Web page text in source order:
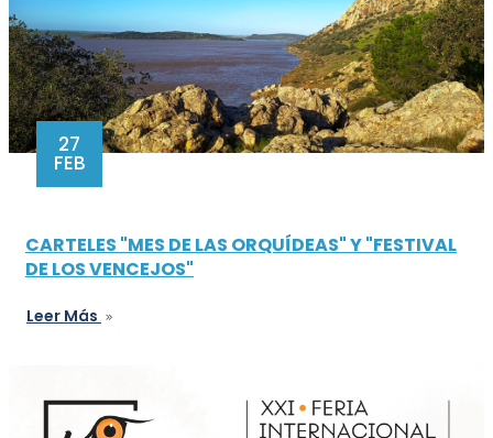
27
FEB
CARTELES "MES DE LAS ORQUÍDEAS" Y "FESTIVAL
DE LOS VENCEJOS"
Leer Más